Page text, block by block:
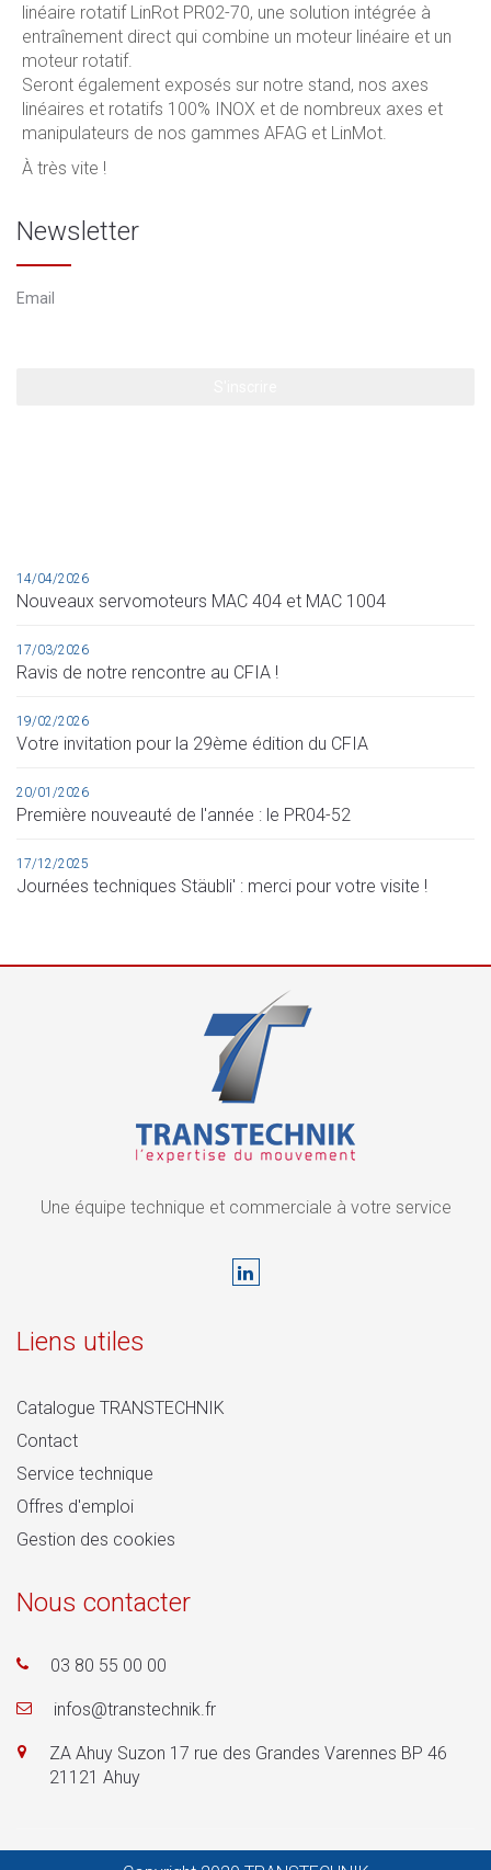
linéaire rotatif LinRot PR02-70, une solution intégrée à
entraînement direct qui combine un moteur linéaire et un
moteur rotatif.
Seront également exposés sur notre stand, nos axes
linéaires et rotatifs 100% INOX et de nombreux axes et
manipulateurs de nos gammes AFAG et LinMot.
À très vite !
Newsletter
14/04/2026
Nouveaux servomoteurs MAC 404 et MAC 1004
17/03/2026
Ravis de notre rencontre au CFIA !
19/02/2026
Votre invitation pour la 29ème édition du CFIA
20/01/2026
Première nouveauté de l'année : le PR04-52
17/12/2025
Journées techniques Stäubli' : merci pour votre visite !
Une équipe technique et commerciale à votre service
Liens utiles
Catalogue TRANSTECHNIK
Contact
Service technique
Offres d'emploi
Gestion des cookies
Nous contacter
03 80 55 00 00
infos@transtechnik.fr
ZA Ahuy Suzon 17 rue des Grandes Varennes BP 46
21121 Ahuy